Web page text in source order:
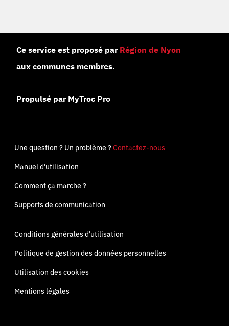
Ce service est proposé par Région de Nyon
aux communes membres.
Propulsé par MyTroc Pro
Une question ? Un problème ?Contactez-nous
Manuel d'utilisation
Comment ça marche ?
Supports de communication
Conditions générales d'utilisation
Politique de gestion des données personnelles
Utilisation des cookies
Mentions légales